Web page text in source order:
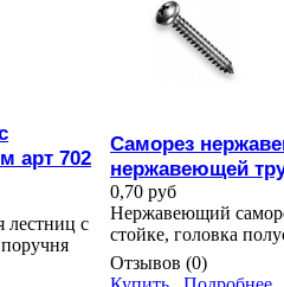
арт 702
лестниц с
Саморез
нержавеющей
0,70 руб
Нержавеющий
стойке, головка
Отзывов (0)